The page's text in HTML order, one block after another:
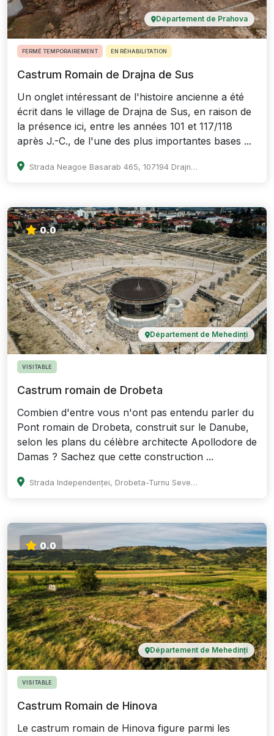
Département de Prahova
FERMÉ TEMPORAIREMENT EN RÉHABILITATION
Castrum Romain de Drajna de Sus
Un onglet intéressant de l'histoire ancienne a été
écrit dans le village de Drajna de Sus, en raison de
la présence ici, entre les années 101 et 117/118
après J.-C., de l'une des plus importantes bases ...
Strada Neagoe Basarab 465, 107194 Drajna de Sus, Romania
0.0
Département de Mehedinți
VISITABLE
Castrum romain de Drobeta
Combien d'entre vous n'ont pas entendu parler du
Pont romain de Drobeta, construit sur le Danube,
selon les plans du célèbre architecte Apollodore de
Damas ? Sachez que cette construction ...
Strada Independenței, Drobeta-Turnu Severin, Romania
0.0
Département de Mehedinți
VISITABLE
Castrum Romain de Hinova
Le castrum romain de Hinova figure parmi les